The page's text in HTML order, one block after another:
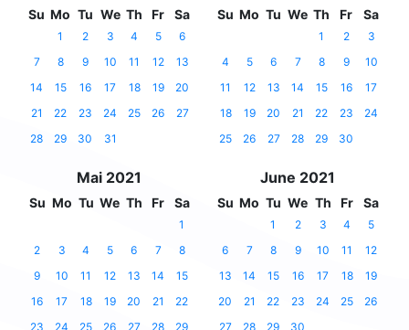
Su Mo Tu We Th Fr Sa
1 2 3 4 5
6
7
8 9 10 11 12
13
14
15 16 17 18 19
20
21
22 23 24 25 26
27
28
29 30 31
Su Mo Tu We Th Fr Sa
1 2
3
4
5 6 7 8 9
10
11
12 13 14 15 16
17
18
19 20 21 22 23
24
25
26 27 28 29 30
Mai 2021
Su Mo Tu We Th Fr Sa
1
2
3 4 5 6 7
8
9
10 11 12 13 14
15
16
17 18 19 20 21
22
23
24 25 26 27 28 29
June 2021
Su Mo Tu We Th Fr Sa
1 2 3 4
5
6
7 8 9 10 11
12
13
14 15 16 17 18
19
20
21 22 23 24 25
26
27
28 29 30